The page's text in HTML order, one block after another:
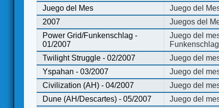
Juego del Mes
Juego del
2007
Juegos del
Power Grid/Funkenschlag -
01/2007
Juego del
Twilight Struggle - 02/2007
Juego del
Yspahan - 03/2007
Juego del
Civilization (AH) - 04/2007
Juego del
Dune (AH/Descartes) - 05/2007
Juego del